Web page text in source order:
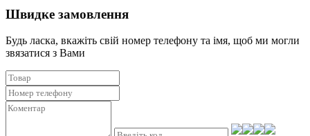
Швидке замовлення
Будь ласка, вкажіть свій номер телефону та iмя, щоб ми могли
звязатися з Вами